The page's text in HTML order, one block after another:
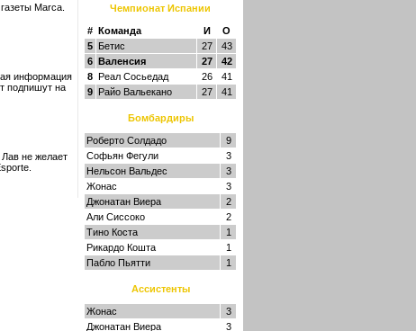
Marca.
информация
подпишут на
Лав не желает
Чемпионат Испании
# Команда И
О
5 Бетис 27
43
6 Валенсия 27
42
8 Реал Сосьедад 26
41
9 Райо Вальекано 27 41
Бомбардиры
Роберто Солдадо
9
Софьян Фегули
3
Нельсон Вальдес
3
Жонас
3
Джонатан Виера
2
Али Сиссоко
2
Тино Коста
1
Рикардо Кошта
1
Пабло Пьятти
1
Ассистенты
Жонас
3
Джонатан Виера
3